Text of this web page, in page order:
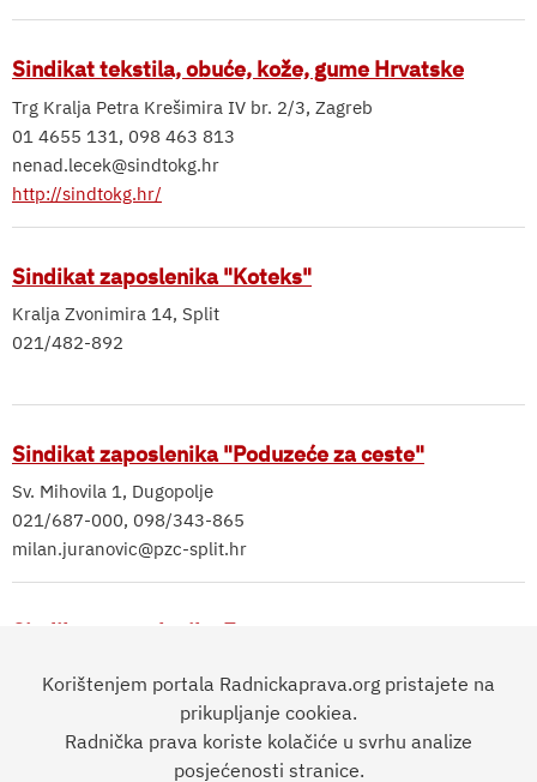
Sindikat tekstila, obuće, kože, gume Hrvatske
Trg Kralja Petra Krešimira IV br. 2/3, Zagreb
01 4655 131, 098 463 813
nenad.lecek@sindtokg.hr
http://sindtokg.hr/
Sindikat zaposlenika "Koteks"
Kralja Zvonimira 14, Split
021/482-892
Sindikat zaposlenika "Poduzeće za ceste"
Sv. Mihovila 1, Dugopolje
021/687-000, 098/343-865
milan.juranovic@pzc-split.hr
Sindikat zaposlenika Emerson
01/5603-682
vladimir.krpan@emersonenergy.com
Korištenjem portala Radnickaprava.org pristajete na
prikupljanje cookiea.
Radnička prava koriste kolačiće u svrhu analize
posjećenosti stranice.